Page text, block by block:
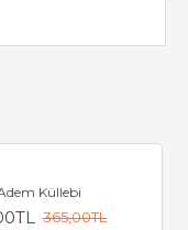
Adem Küllebi
365,00TL